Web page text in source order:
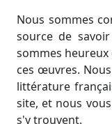
Nous sommes
source de
sommes
ces œuvres.
littérature
site, et nous
s'y trouvent.